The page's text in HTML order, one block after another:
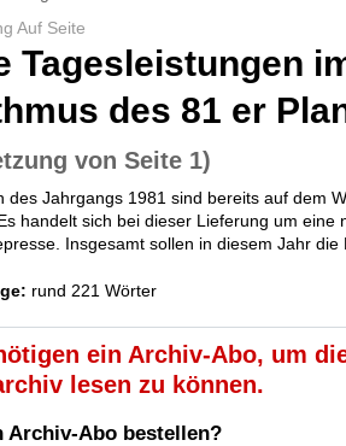
Auf Seite
Tagesleistungen
des 81 er
von Seite 1)
des Jahrgangs 1981 sind bereits auf dem
handelt sich bei dieser Lieferung um eine
Insgesamt sollen in diesem Jahr die
rund 221 Wörter
ein Archiv-Abo, um
lesen zu können.
Archiv-Abo bestellen?